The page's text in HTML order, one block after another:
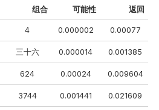
组合 可能性 返回
4 0.000002 0.00077
三十六 0.000014 0.001385
624 0.00024 0.009604
3744 0.001441 0.021609